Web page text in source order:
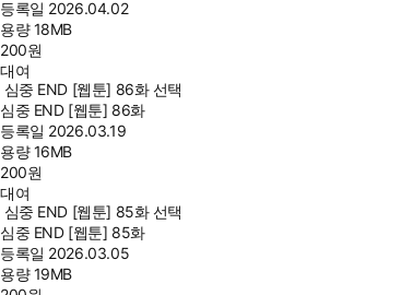
등록일 2026.04.02
용량18MB
200원
대여
심중 END [웹툰] 86화 선택
심중 END [웹툰] 86화
등록일 2026.03.19
용량16MB
200원
대여
심중 END [웹툰] 85화 선택
심중 END [웹툰] 85화
등록일 2026.03.05
용량19MB